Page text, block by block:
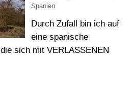
Spanien
Durch Zufall bin ich auf
eine spanische
sich mit VERLASSENEN